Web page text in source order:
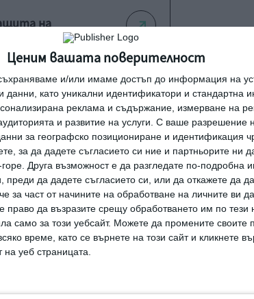
Ценим вашата поверителност
и/или имаме достъп до информация на
данни, като уникални идентификатори и стандартна
реклама и съдържание, измерване на
и развитие на услуги. С ваше разрешение
за географско позициониране и идентификация
за да дадете съгласието си ние и партньорите ни
Друга възможност е да разгледате по-подробна
преди да дадете съгласието си, или да откажете да
за част от начините на обработване на личните ви
право да възразите срещу обработването им по тези
само за този уебсайт. Можете да промените своите
време, като се върнете на този сайт и кликнете
уеб страницата.
на
Как да познаете още на
първата среща, че той
не е подходящ